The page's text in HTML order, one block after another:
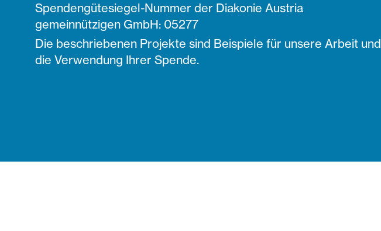
Spendengütesiegel-Nummer der Diakonie Austria
gemeinnützigen GmbH: 05277
Die beschriebenen Projekte sind Beispiele für unsere Arbeit und
die Verwendung Ihrer Spende.